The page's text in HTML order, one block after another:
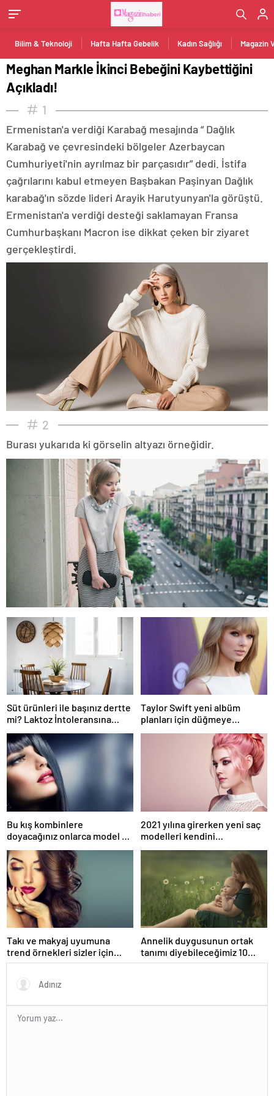
Bilim & Teknoloji Hafta Hafta Gebelik Kadın Sağlığı Magazin
Meghan Markle İkinci Bebeğini Kaybettiğini
Açıkladı!
1
Ermenistan'a verdiği Karabağ mesajında “ Dağlık
Karabağ ve çevresindeki bölgeler Azerbaycan
Cumhuriyeti'nin ayrılmaz bir parçasıdır” dedi. İstifa
çağrılarını kabul etmeyen Başbakan Paşinyan Dağlık
karabağ'ın sözde lideri Arayik Harutyunyan'la görüştü.
Ermenistan'a verdiği desteği saklamayan Fransa
Cumhurbaşkanı Macron ise dikkat çeken bir ziyaret
gerçekleştirdi.
2
Burası yukarıda ki görselin altyazı örneğidir.
Süt ürünleri ile başınız dertte
mi? Laktoz İntoleransına
sahip olabilirsiniz!
Taylor Swift yeni albüm
planları için düğmeye
bastığını sosyal medyadan
Bu kış kombinlere
doyacağınız onlarca model ve
2021 yılına girerken yeni saç
modelleri kendini
Takı ve makyaj uyumuna
trend örnekleri sizler için
derledik.
Annelik duygusunun ortak
tanımı diyebileceğimiz 10
başlık.